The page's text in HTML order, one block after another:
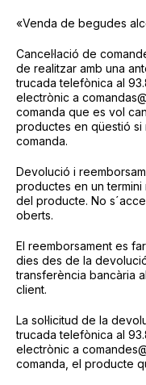
«Venda de begudes
Cancel·lació de
de realitzar amb una
trucada telefònica al
electrònic a
comanda que es vol
productes en qüestió si
comanda.
Devolució i
productes en un
del producte. No
oberts.
El reemborsament es
dies des de la
transferència bancària
client.
La sol·licitud de la
trucada telefònica al
electrònic a
comanda, el producte